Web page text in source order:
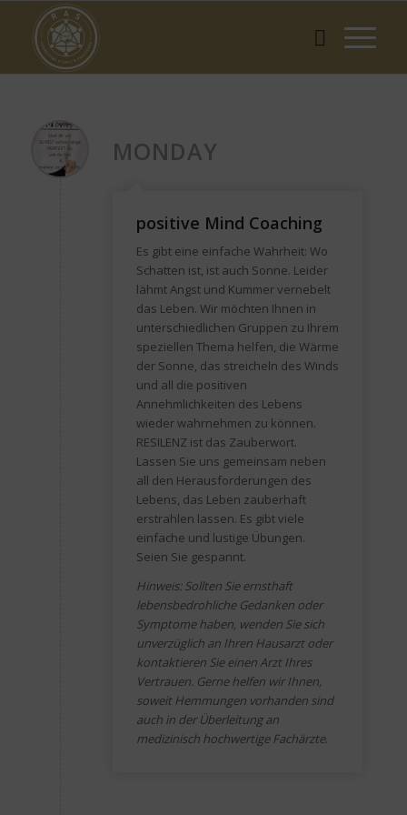
MONDAY
positive Mind Coaching
Es gibt eine einfache Wahrheit: Wo
Schatten ist, ist auch Sonne. Leider
lähmt Angst und Kummer vernebelt
das Leben. Wir möchten Ihnen in
unterschiedlichen Gruppen zu Ihrem
speziellen Thema helfen, die Wärme
der Sonne, das streicheln des Winds
und all die positiven
Annehmlichkeiten des Lebens
wieder wahrnehmen zu können.
RESILENZ ist das Zauberwort.
Lassen Sie uns gemeinsam neben
all den Herausforderungen des
Lebens, das Leben zauberhaft
erstrahlen lassen. Es gibt viele
einfache und lustige Übungen.
Seien Sie gespannt.
Hinweis: Sollten Sie ernsthaft
lebensbedrohliche Gedanken oder
Symptome haben, wenden Sie sich
unverzüglich an Ihren Hausarzt oder
kontaktieren Sie einen Arzt Ihres
Vertrauen. Gerne helfen wir Ihnen,
soweit Hemmungen vorhanden sind
auch in der Überleitung an
medizinisch hochwertige Fachärzte.